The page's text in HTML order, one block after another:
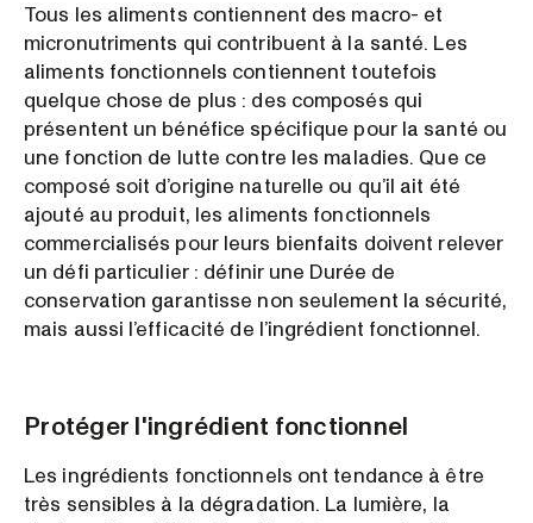
Tous les aliments contiennent des macro- et
micronutriments qui contribuent à la santé. Les
aliments fonctionnels contiennent toutefois
quelque chose de plus : des composés qui
présentent un bénéfice spécifique pour la santé ou
une fonction de lutte contre les maladies. Que ce
composé soit d’origine naturelle ou qu’il ait été
ajouté au produit, les aliments fonctionnels
commercialisés pour leurs bienfaits doivent relever
un défi particulier : définir une Durée de
conservation garantisse non seulement la sécurité,
mais aussi l’efficacité de l’ingrédient fonctionnel.
Protéger l'ingrédient fonctionnel
Les ingrédients fonctionnels ont tendance à être
très sensibles à la dégradation. La lumière, la